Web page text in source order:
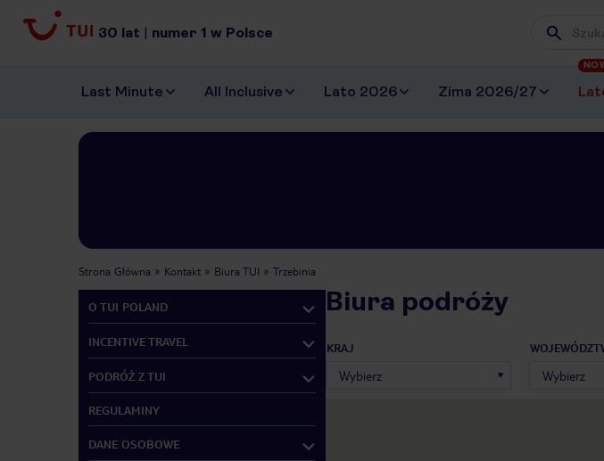
30 lat | numer 1 w Polsce Wpisz
Last Minute All Inclusive Lato 2026 Zima 2026/27
Strona Główna Kontakt Biura TUI Trzebinia
O TUI POLAND
INCENTIVE TRAVEL
PODRÓŻ Z TUI
REGULAMINY
DANE OSOBOWE
Biura podróży
KRAJ